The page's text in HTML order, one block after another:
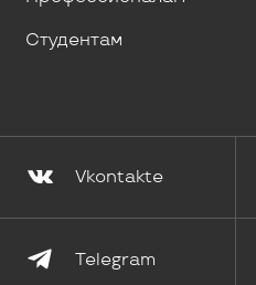
Студентам
Vkontakte
Telegram